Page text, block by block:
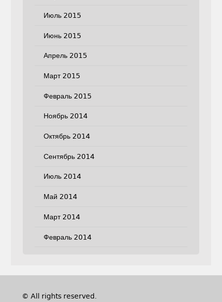
Июль 2015
Июнь 2015
Апрель 2015
Март 2015
Февраль 2015
Ноябрь 2014
Октябрь 2014
Сентябрь 2014
Июль 2014
Май 2014
Март 2014
Февраль 2014
© All rights reserved.